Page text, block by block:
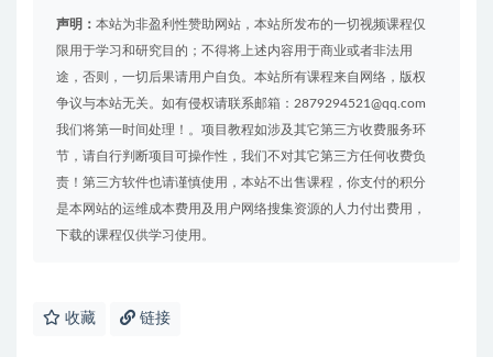
声明： 本站为非盈利性赞助网站，本站所发布的一切视频课程仅
限用于学习和研究目的；不得将上述内容用于商业或者非法用
途，否则，一切后果请用户自负。本站所有课程来自网络，版权
争议与本站无关。如有侵权请联系邮箱：2879294521@qq.com
我们将第一时间处理！。项目教程如涉及其它第三方收费服务环
节，请自行判断项目可操作性，我们不对其它第三方任何收费负
责！第三方软件也请谨慎使用，本站不出售课程，你支付的积分
是本网站的运维成本费用及用户网络搜集资源的人力付出费用，
下载的课程仅供学习使用。
收藏 链接